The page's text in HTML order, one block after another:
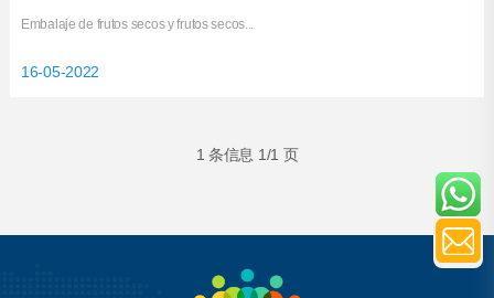
Embalaje de frutos secos y frutos secos...
16-05-2022
1 条信息 1/1 页